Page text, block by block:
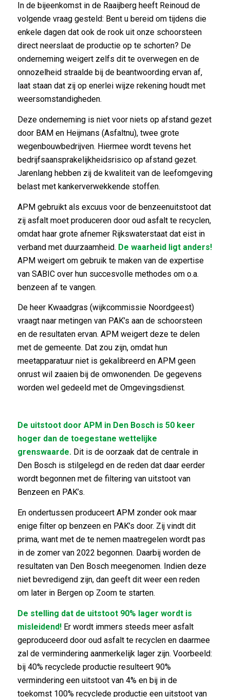
In de bijeenkomst in de Raaijberg heeft Reinoud de
volgende vraag gesteld: Bent u bereid om tijdens die
enkele dagen dat ook de rook uit onze schoorsteen
direct neerslaat de productie op te schorten? De
onderneming weigert zelfs dit te overwegen en de
onnozelheid straalde bij de beantwoording ervan af,
laat staan dat zij op enerlei wijze rekening houdt met
weersomstandigheden.
Deze onderneming is niet voor niets op afstand gezet
door BAM en Heijmans (Asfaltnu), twee grote
wegenbouwbedrijven. Hiermee wordt tevens het
bedrijfsaansprakelijkheidsrisico op afstand gezet.
Jarenlang hebben zij de kwaliteit van de leefomgeving
belast met kankerverwekkende stoffen.
APM gebruikt als excuus voor de benzeenuitstoot dat
zij asfalt moet produceren door oud asfalt te recyclen,
omdat haar grote afnemer Rijkswaterstaat dat eist in
verband met duurzaamheid. De waarheid ligt anders!
APM weigert om gebruik te maken van de expertise
van SABIC over hun succesvolle methodes om o.a.
benzeen af te vangen.
De heer Kwaadgras (wijkcommissie Noordgeest)
vraagt naar metingen van PAK’s aan de schoorsteen
en de resultaten ervan. APM weigert deze te delen
met de gemeente. Dat zou zijn, omdat hun
meetapparatuur niet is gekalibreerd en APM geen
onrust wil zaaien bij de omwonenden. De gegevens
worden wel gedeeld met de Omgevingsdienst.
De uitstoot door APM in Den Bosch is 50 keer
hoger dan de toegestane wettelijke
grenswaarde.Dit is de oorzaak dat de centrale in
Den Bosch is stilgelegd en de reden dat daar eerder
wordt begonnen met de filtering van uitstoot van
Benzeen en PAK’s.
En ondertussen produceert APM zonder ook maar
enige filter op benzeen en PAK’s door. Zij vindt dit
prima, want met de te nemen maatregelen wordt pas
in de zomer van 2022 begonnen. Daarbij worden de
resultaten van Den Bosch meegenomen. Indien deze
niet bevredigend zijn, dan geeft dit weer een reden
om later in Bergen op Zoom te starten.
De stelling dat de uitstoot 90% lager wordt is
misleidend! Er wordt immers steeds meer asfalt
geproduceerd door oud asfalt te recyclen en daarmee
zal de vermindering aanmerkelijk lager zijn. Voorbeeld:
bij 40% recyclede productie resulteert 90%
vermindering een uitstoot van 4% en bij in de
toekomst 100% recyclede productie een uitstoot van